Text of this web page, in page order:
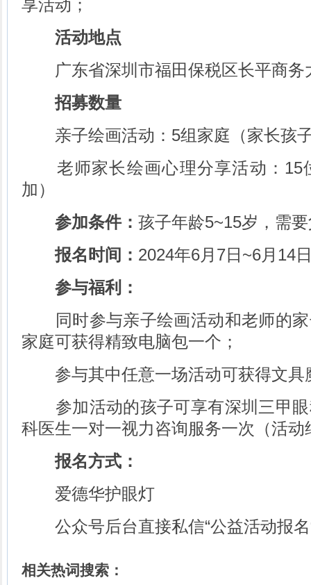
享活动；
活动地点
广东省深圳市福田保税区长平商务
招募数量
亲子绘画活动：5组家庭（家长孩
老师家长绘画心理分享活动：15
加）
参加条件： 孩子年龄5~15岁，需
报名时间： 2024年6月7日~6月14
参与福利：
同时参与亲子绘画活动和老师的家
家庭可获得精致电脑包一个；
参与其中任意一场活动可获得文具
参加活动的孩子可享有深圳三甲眼
科医生一对一视力咨询服务一次（活
报名方式：
爱德华护眼灯
公众号后台直接私信“公益活动报名
相关热词搜索：